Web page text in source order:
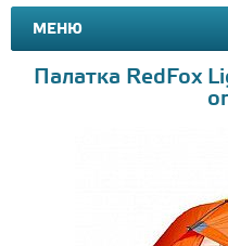
МЕНЮ
МАШИНКИ И
Палатка RedFox